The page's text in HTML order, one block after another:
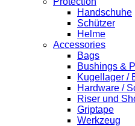
Handschuhe
Schützer
Helme
Accessories
Bags
Bushings &
Kugellager /
Hardware /
Riser und
Griptape
Werkzeug